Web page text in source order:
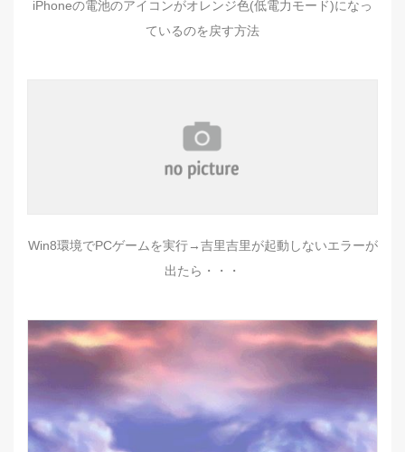
iPhoneの電池のアイコンがオレンジ色(低電力モード)になっ
ているのを戻す方法
Win8環境でPCゲームを実行→吉里吉里が起動しないエラーが
出たら・・・